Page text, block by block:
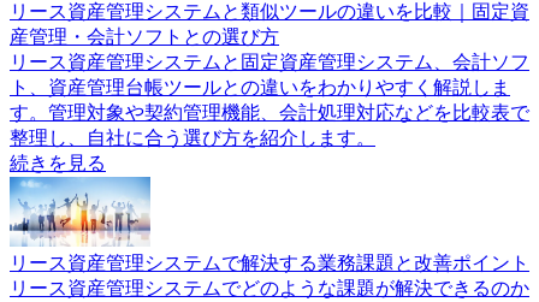
リース資産管理システムと類似ツールの違いを比較｜固定資
産管理・会計ソフトとの選び方
リース資産管理システムと固定資産管理システム、会計ソフ
ト、資産管理台帳ツールとの違いをわかりやすく解説しま
す。管理対象や契約管理機能、会計処理対応などを比較表で
整理し、自社に合う選び方を紹介します。
続きを見る
リース資産管理システムで解決する業務課題と改善ポイント
リース資産管理システムでどのような課題が解決できるのか